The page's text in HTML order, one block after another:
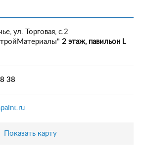
ул. Торговая, с.2
2 этаж, павильон L
38
Показать карту